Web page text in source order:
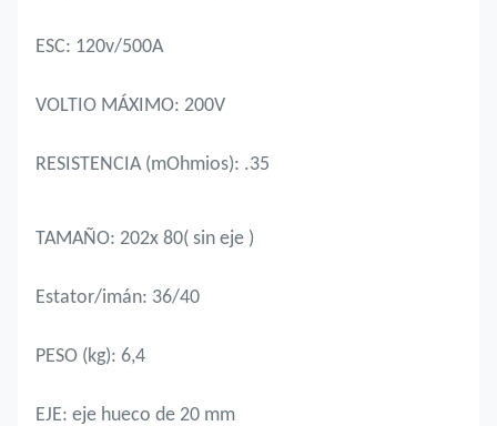
ESC: 120v/500A
VOLTIO MÁXIMO: 200V
RESISTENCIA (mOhmios): .35
TAMAÑO: 202x 80( sin eje )
Estator/imán: 36/40
PESO (kg): 6,4
EJE: eje hueco de 20 mm